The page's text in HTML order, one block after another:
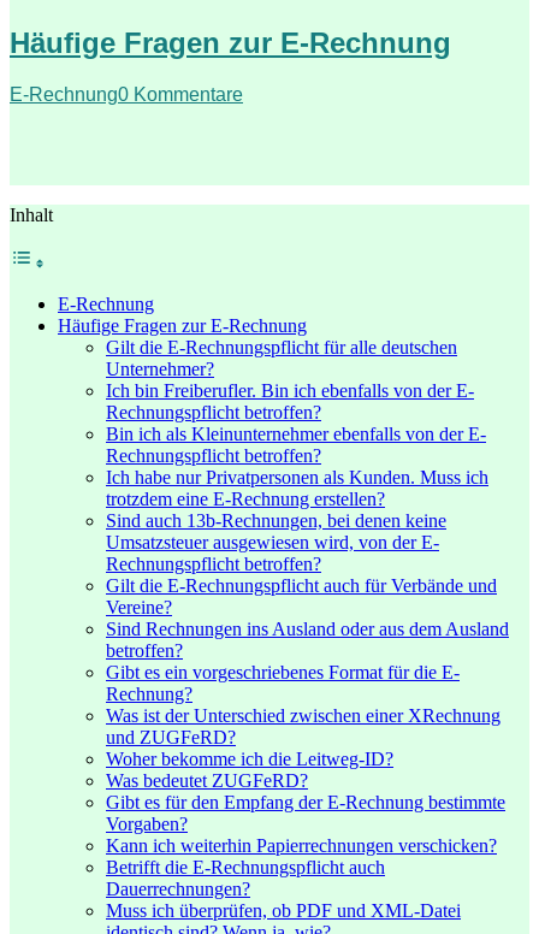
Häufige Fragen zur E-Rechnung
E-Rechnung0 Kommentare
Inhalt
E-Rechnung
Häufige Fragen zur E-Rechnung
Gilt die E-Rechnungspflicht für alle deutschen
Unternehmer?
Ich bin Freiberufler. Bin ich ebenfalls von der E-
Rechnungspflicht betroffen?
Bin ich als Kleinunternehmer ebenfalls von der E-
Rechnungspflicht betroffen?
Ich habe nur Privatpersonen als Kunden. Muss ich
trotzdem eine E-Rechnung erstellen?
Sind auch 13b-Rechnungen, bei denen keine
Umsatzsteuer ausgewiesen wird, von der E-
Rechnungspflicht betroffen?
Gilt die E-Rechnungspflicht auch für Verbände und
Vereine?
Sind Rechnungen ins Ausland oder aus dem Ausland
betroffen?
Gibt es ein vorgeschriebenes Format für die E-
Rechnung?
Was ist der Unterschied zwischen einer XRechnung
und ZUGFeRD?
Woher bekomme ich die Leitweg-ID?
Was bedeutet ZUGFeRD?
Gibt es für den Empfang der E-Rechnung bestimmte
Vorgaben?
Kann ich weiterhin Papierrechnungen verschicken?
Betrifft die E-Rechnungspflicht auch
Dauerrechnungen?
Muss ich überprüfen, ob PDF und XML-Datei